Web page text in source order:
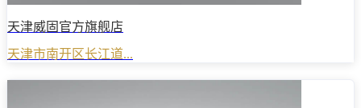
天津威固官方旗舰店
天津市南开区长江道...